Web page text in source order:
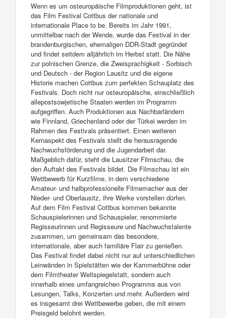
Wenn es um osteuropäische Filmproduktionen geht, ist
das Film Festival Cottbus der nationale und
internationale Place to be. Bereits im Jahr 1991,
unmittelbar nach der Wende, wurde das Festival in der
brandenburgischen, ehemaligen DDR-Stadt gegründet
und findet seitdem alljährlich im Herbst statt. Die Nähe
zur polnischen Grenze, die Zweisprachigkeit - Sorbisch
und Deutsch - der Region Lausitz und die eigene
Historie machen Cottbus zum perfekten Schauplatz des
Festivals. Doch nicht nur osteuropäische, einschließlich
allepostsowjetische Staaten werden im Programm
aufgegriffen. Auch Produktionen aus Nachbarländern
wie Finnland, Griechenland oder der Türkei werden im
Rahmen des Festivals präsentiert. Einen weiteren
Kernaspekt des Festivals stellt die herausragende
Nachwuchsförderung und die Jugendarbeit dar.
Maßgeblich dafür, steht die Lausitzer Filmschau, die
den Auftakt des Festivals bildet. Die Filmschau ist ein
Wettbewerb für Kurzfilme, in dem verschiedene
Amateur- und halbprofessionelle Filmemacher aus der
Nieder- und Oberlausitz, ihre Werke vorstellen dürfen.
Auf dem Film Festival Cottbus kommen bekannte
Schauspielerinnen und Schauspieler, renommierte
Regisseurinnen und Regisseure und Nachwuchstalente
zusammen, um gemeinsam das besondere,
internationale, aber auch familiäre Flair zu genießen.
Das Festival findet dabei nicht nur auf unterschiedlichen
Leinwänden in Spielstätten wie der Kammerbühne oder
dem Filmtheater Weltspiegelstatt, sondern auch
innerhalb eines umfangreichen Programms aus von
Lesungen, Talks, Konzerten und mehr. Außerdem wird
es insgesamt drei Wettbewerbe geben, die mit einem
Preisgeld belohnt werden.